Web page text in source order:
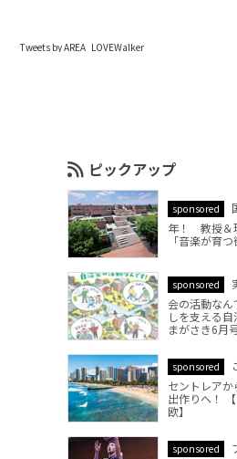
Tweets by AREA_LOVEWalker
ピックアップ
sponsored
年！ 教授＆
「音楽が育
sponsored
会の活動なん
しを支える
まがさき6月
sponsored
セントレア
出作りへ！
欧】
sponsored